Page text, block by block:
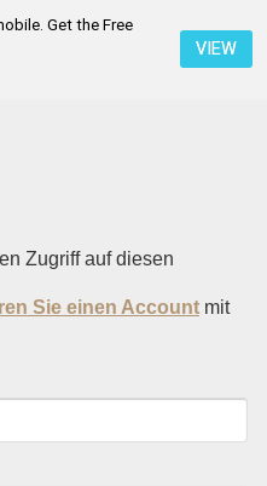
Get the Free
VIEW
Zugriff auf diesen
Sie einen Account mit